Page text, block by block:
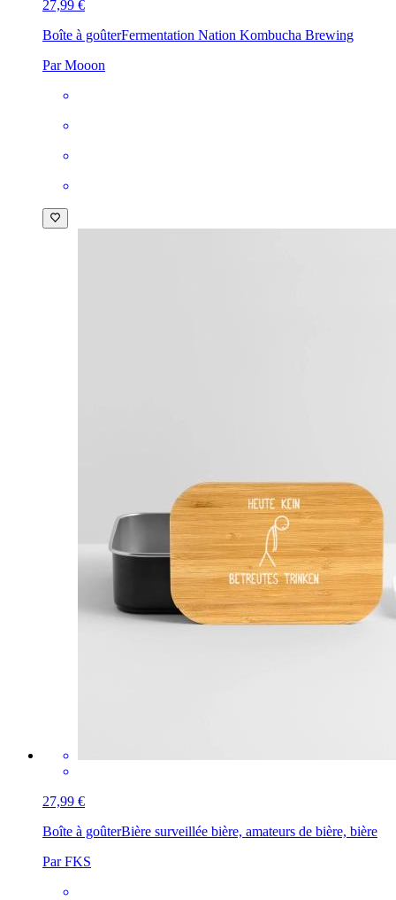
27,99 €
Boîte à goûterFermentation Nation Kombucha Brewing
Par Mooon
27,99 €
Boîte à goûterBière surveillée bière, amateurs de bière, bière
Par FKS